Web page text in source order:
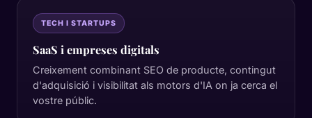
TECH I STARTUPS
SaaS i empreses digitals
Creixement combinant SEO de producte, contingut
d'adquisició i visibilitat als motors d'IA on ja cerca el
vostre públic.